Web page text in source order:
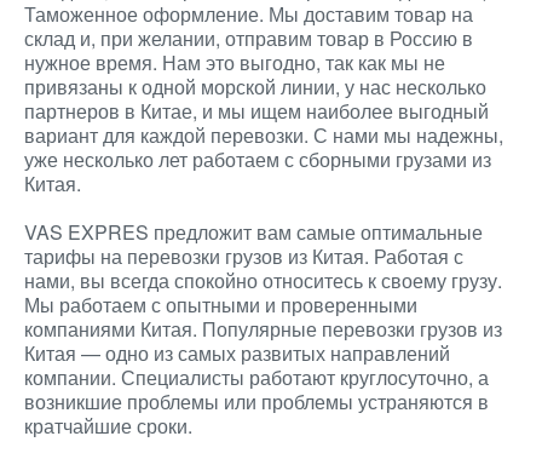
Таможенное оформление. Мы доставим товар на
склад и, при желании, отправим товар в Россию в
нужное время. Нам это выгодно, так как мы не
привязаны к одной морской линии, у нас несколько
партнеров в Китае, и мы ищем наиболее выгодный
вариант для каждой перевозки. С нами мы надежны,
уже несколько лет работаем с сборными грузами из
Китая.
VAS EXPRES предложит вам самые оптимальные
тарифы на перевозки грузов из Китая. Работая с
нами, вы всегда спокойно относитесь к своему грузу.
Мы работаем с опытными и проверенными
компаниями Китая. Популярные перевозки грузов из
Китая — одно из самых развитых направлений
компании. Специалисты работают круглосуточно, а
возникшие проблемы или проблемы устраняются в
кратчайшие сроки.